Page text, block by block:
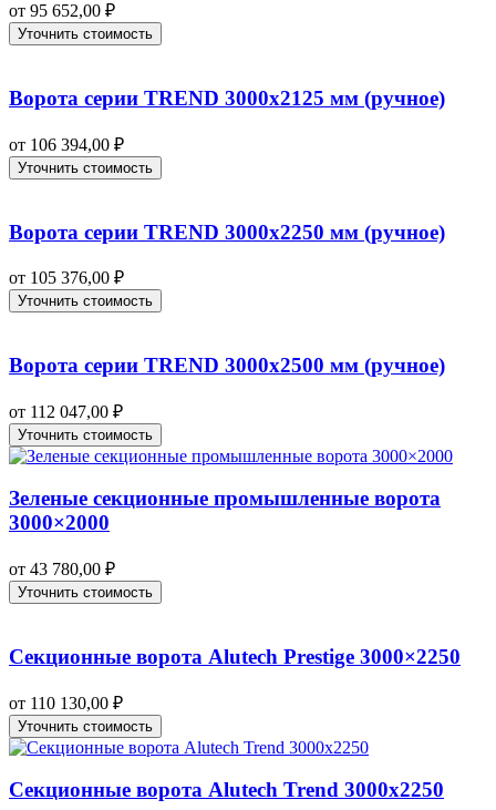
от 95 652,00 ₽
Уточнить стоимость
Ворота серии TREND 3000х2125 мм (ручное)
от 106 394,00 ₽
Уточнить стоимость
Ворота серии TREND 3000х2250 мм (ручное)
от 105 376,00 ₽
Уточнить стоимость
Ворота серии TREND 3000х2500 мм (ручное)
от 112 047,00 ₽
Уточнить стоимость
Зеленые секционные промышленные ворота
3000×2000
от 43 780,00 ₽
Уточнить стоимость
Секционные ворота Alutech Prestige 3000×2250
от 110 130,00 ₽
Уточнить стоимость
Секционные ворота Alutech Trend 3000х2250